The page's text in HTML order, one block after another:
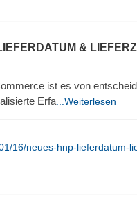
&
ist es von
Erfa ...Weiterlesen
16/neues-hnp-lieferdatum-